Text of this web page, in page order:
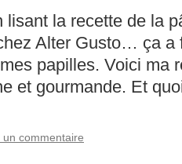
lisant la recette de la
Alter Gusto… ça a
papilles. Voici ma
et gourmande. Et
un commentaire